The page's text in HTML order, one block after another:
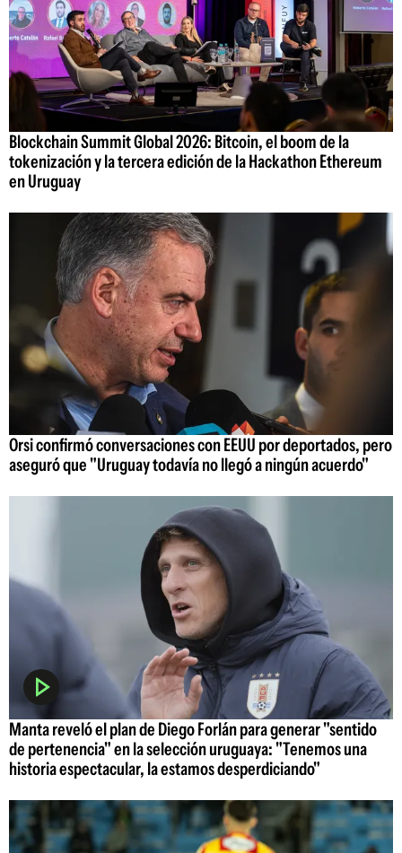
Blockchain Summit Global 2026: Bitcoin, el boom de la
tokenización y la tercera edición de la Hackathon Ethereum
en Uruguay
Orsi confirmó conversaciones con EEUU por deportados, pero
aseguró que "Uruguay todavía no llegó a ningún acuerdo"
Manta reveló el plan de Diego Forlán para generar "sentido
de pertenencia" en la selección uruguaya: "Tenemos una
historia espectacular, la estamos desperdiciando"